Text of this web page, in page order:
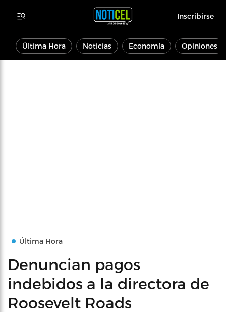
Inscribirse
Última Hora Noticias Economía Opiniones
Última Hora
Denuncian pagos
indebidos a la directora de
Roosevelt Roads